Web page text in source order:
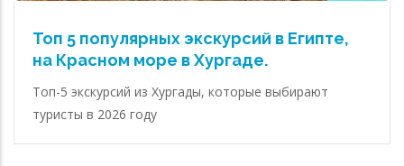
Топ 5 популярных экскурсий в Египте,
на Красном море в Хургаде.
Топ-5 экскурсий из Хургады, которые выбирают
туристы в 2026 году